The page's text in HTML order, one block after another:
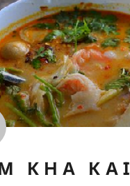
KHA KAI